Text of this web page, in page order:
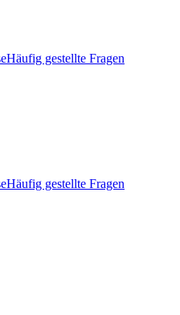
Häufig gestellte Fragen
Häufig gestellte Fragen